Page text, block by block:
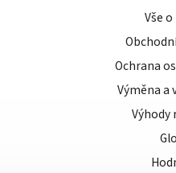
Vše
Ochrana
Výměna a
Výhody